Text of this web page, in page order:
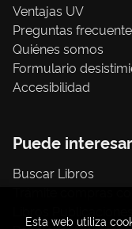
Ventajas UV
Preguntas
Quiénes somos
Formulario
Accesibilidad
Puede
Buscar Libros
Esta web utiliza